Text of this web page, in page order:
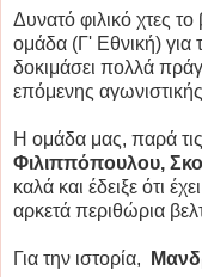
Δυνατό φιλικό χτες
ομάδα (Γ' Εθνική) για
δοκιμάσει πολλά
επόμενης
Η ομάδα μας, παρά
Φιλιππόπουλου,
καλά και έδειξε ότι
αρκετά περιθώρια
Για την ιστορία,